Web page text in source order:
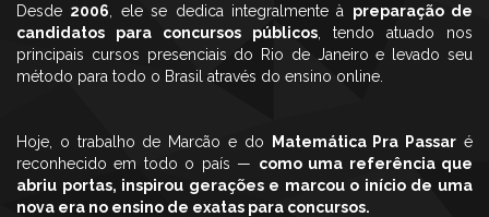
Desde 2006 , ele se dedica integralmente à preparação de
candidatos para concursos públicos , tendo atuado nos
principais cursos presenciais do Rio de Janeiro e levado seu
método para todo o Brasil através do ensino online.
Hoje, o trabalho de Marcão e do Matemática Pra Passar é
reconhecido em todo o país — como uma referência que
abriu portas, inspirou gerações e marcou o início de uma
nova era no ensino de exatas para concursos.